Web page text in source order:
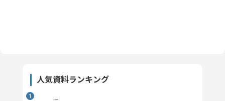
人気資料ランキング